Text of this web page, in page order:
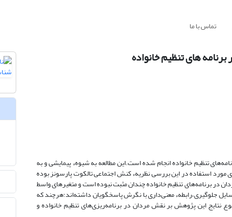
تماس با ما
های تنظیم خانواده
تنظیم خانواده انجام شده است.این مطالعه به شیوهء پیمایشی و به
گرفته است. چارچوب نظری مورد استفاده در این بررسی نظریهء کنش اجتماعی تالکوت پارسونز بوده‌
برنامه‌های تنظیم خانواده چندان مثبت نبوده است و متغیرهای واسط
جلوگیری،رابطهء معنی‌داری با نگرش پاسخگویان داشته‌اند؛هرچند که
نتایج این پژوهش بر نقش مردان در برنامه‌ریزی‌های تنظیم خانواده و